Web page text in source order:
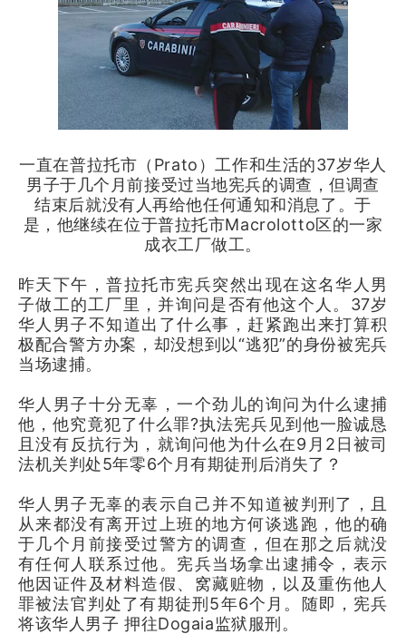
一直在普拉托市（Prato）工作和生活的37岁华人
男子于几个月前接受过当地宪兵的调查，但调查
结束后就没有人再给他任何通知和消息了。于
是，他继续在位于普拉托市Macrolotto区的一家
成衣工厂做工。
昨天下午，普拉托市宪兵突然出现在这名华人男
子做工的工厂里，并询问是否有他这个人。37岁
华人男子不知道出了什么事，赶紧跑出来打算积
极配合警方办案，却没想到以“逃犯”的身份被宪兵
当场逮捕。
华人男子十分无辜，一个劲儿的询问为什么逮捕
他，他究竟犯了什么罪?执法宪兵见到他一脸诚恳
且没有反抗行为，就询问他为什么在9月2日被司
法机关判处5年零6个月有期徒刑后消失了？
华人男子无辜的表示自己并不知道被判刑了，且
从来都没有离开过上班的地方何谈逃跑，他的确
于几个月前接受过警方的调查，但在那之后就没
有任何人联系过他。宪兵当场拿出逮捕令，表示
他因证件及材料造假、窝藏赃物，以及重伤他人
罪被法官判处了有期徒刑5年6个月。随即，宪兵
将该华人男子 押往Dogaia监狱服刑。